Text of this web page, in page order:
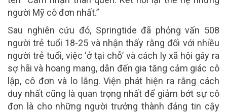
người Mỹ cô đơn nhất.”
Sau nghiên cứu đó, Springtide đã phỏng vấn 508
người trẻ tuổi 18-25 và nhận thấy rằng đối với nhiều
người trẻ tuổi, việc ‘ở tại chỗ’ và cách ly xã hội gây ra
sợ hãi và hoang mang, dẫn đến gia tăng cảm giác cô
lập, cô đơn và lo lắng. Viện phát hiện ra rằng cách
duy nhất cũng là quan trọng nhất để giảm bớt sự cô
đơn là cho những người trưởng thành đáng tin cậy